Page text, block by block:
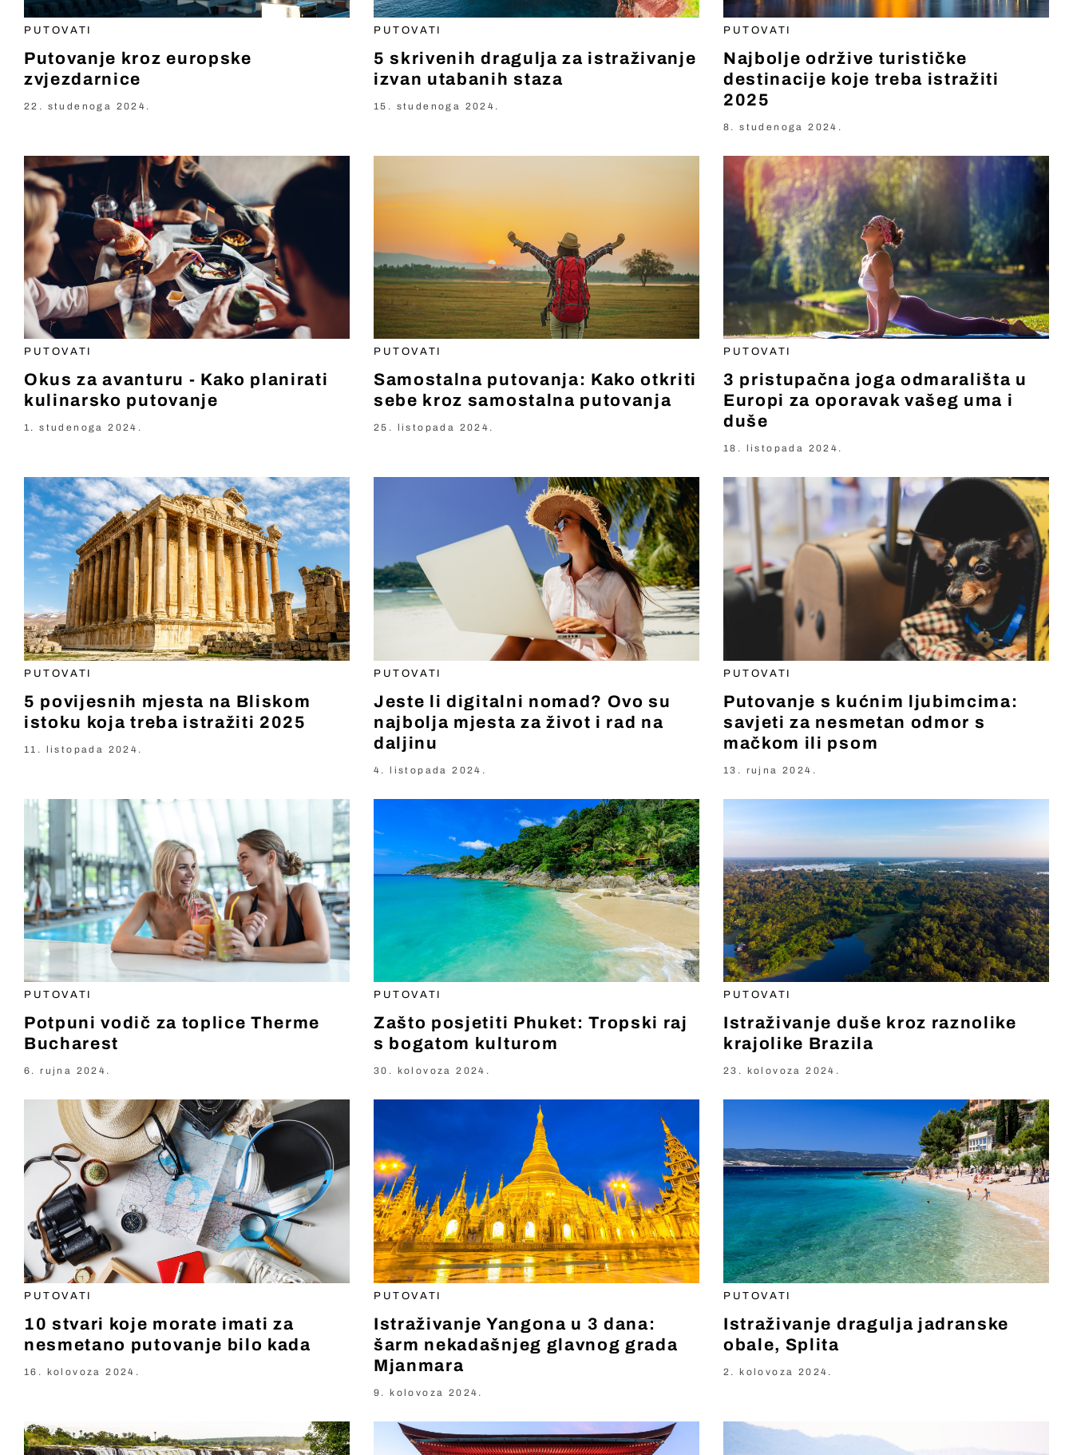
PUTOVATI
Putovanje kroz europske
zvjezdarnice
22. studenoga 2024.
PUTOVATI
5 skrivenih dragulja za istraživanje
izvan utabanih staza
15. studenoga 2024.
PUTOVATI
Najbolje održive turističke
destinacije koje treba istražiti
2025
8. studenoga 2024.
PUTOVATI
Okus za avanturu - Kako planirati
kulinarsko putovanje
1. studenoga 2024.
PUTOVATI
Samostalna putovanja: Kako otkriti
sebe kroz samostalna putovanja
25. listopada 2024.
PUTOVATI
3 pristupačna joga odmarališta u
Europi za oporavak vašeg uma i
duše
18. listopada 2024.
PUTOVATI
5 povijesnih mjesta na Bliskom
istoku koja treba istražiti 2025
11. listopada 2024.
PUTOVATI
Jeste li digitalni nomad? Ovo su
najbolja mjesta za život i rad na
daljinu
4. listopada 2024.
PUTOVATI
Putovanje s kućnim ljubimcima:
savjeti za nesmetan odmor s
mačkom ili psom
13. rujna 2024.
PUTOVATI
Potpuni vodič za toplice Therme
Bucharest
6. rujna 2024.
PUTOVATI
Zašto posjetiti Phuket: Tropski raj
s bogatom kulturom
30. kolovoza 2024.
PUTOVATI
Istraživanje duše kroz raznolike
krajolike Brazila
23. kolovoza 2024.
PUTOVATI
10 stvari koje morate imati za
nesmetano putovanje bilo kada
16. kolovoza 2024.
PUTOVATI
Istraživanje Yangona u 3 dana:
šarm nekadašnjeg glavnog grada
Mjanmara
9. kolovoza 2024.
PUTOVATI
Istraživanje dragulja jadranske
obale, Splita
2. kolovoza 2024.